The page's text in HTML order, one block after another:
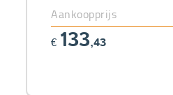
Aankoopprijs
€ 133,43